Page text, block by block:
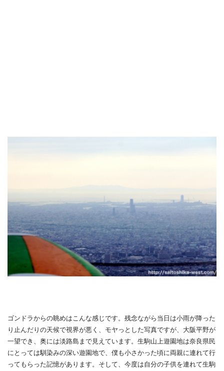
ゴンドラからの眺めはこんな感じです。残念ながら当日は小雨が降った
り止んだりの天候で視界が悪く、モヤっとした写真ですが、大阪平野が
一望でき、奥には淡路島まで見えています。生駒山上遊園地は奈良県民
にとっては馴染みの深い遊園地で、僕も小さかった頃に両親に連れて行
ってもらった記憶があります。そして、今度は自分の子供を連れて生駒